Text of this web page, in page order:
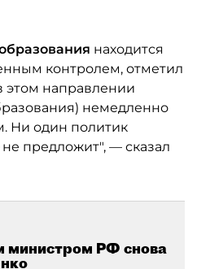
находится
контролем, отметил
направлении
немедленно
Ни один политик
предложит", — сказал
РФ снова